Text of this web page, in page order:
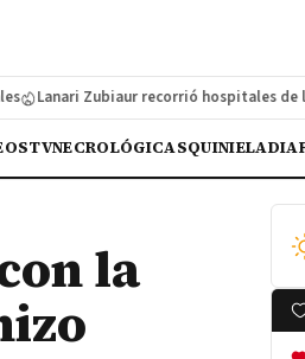
Lanari Zubiaur recorrió hospitales de la
TVNECROLÓGICASQUINIELA
la